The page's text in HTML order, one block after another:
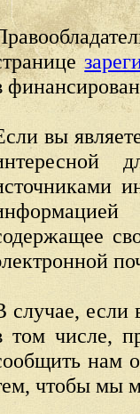
вы
случае, если
том числе,
нам
чтобы мы